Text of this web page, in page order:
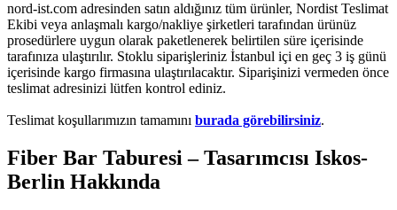
nord-ist.com adresinden satın aldığınız tüm ürünler, Nordist Teslimat
Ekibi veya anlaşmalı kargo/nakliye şirketleri tarafından ürünüz
prosedürlere uygun olarak paketlenerek belirtilen süre içerisinde
tarafınıza ulaştırılır. Stoklu siparişleriniz İstanbul içi en geç 3 iş günü
içerisinde kargo firmasına ulaştırılacaktır. Siparişinizi vermeden önce
teslimat adresinizi lütfen kontrol ediniz.
Teslimat koşullarımızın tamamını burada görebilirsiniz.
Fiber Bar Taburesi – Tasarımcısı Iskos-
Berlin Hakkında